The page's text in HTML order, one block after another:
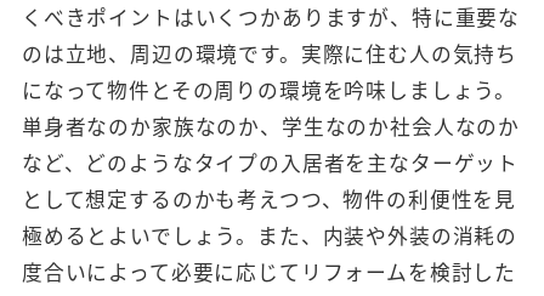
くべきポイントはいくつかありますが、特に重要な
のは立地、周辺の環境です。実際に住む人の気持ち
になって物件とその周りの環境を吟味しましょう。
単身者なのか家族なのか、学生なのか社会人なのか
など、どのようなタイプの入居者を主なターゲット
として想定するのかも考えつつ、物件の利便性を見
極めるとよいでしょう。また、内装や外装の消耗の
度合いによって必要に応じてリフォームを検討した